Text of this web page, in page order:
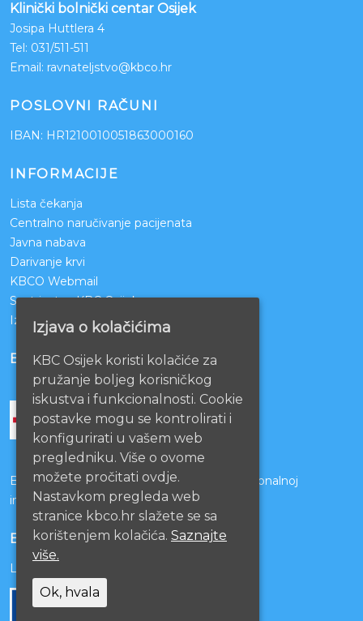
Klinički bolnički centar Osijek
Josipa Huttlera 4
Tel: 031/511-511
Email: ravnateljstvo@kbco.hr
POSLOVNI RAČUNI
IBAN: HR1210010051863000160
INFORMACIJE
Lista čekanja
Centralno naručivanje pacijenata
Javna nabava
Darivanje krvi
KBCO Webmail
Sestrinstvo KBC Osijek
Izjava o pristupačnosti mrežnih stranica
BOLNICE PARTNERI
Bolnice s kojima je potpisan ugovor o funkcionalnoj
integraciji
EU PROJEKTI
Lista projekata
Izjava o kolačićima
KBC Osijek koristi kolačiće za
pružanje boljeg korisničkog
iskustva i funkcionalnosti. Cookie
postavke mogu se kontrolirati i
konfigurirati u vašem web
pregledniku. Više o ovome
možete pročitati ovdje.
Nastavkom pregleda web
stranice kbco.hr slažete se sa
korištenjem kolačića. Saznajte
više.
Ok, hvala